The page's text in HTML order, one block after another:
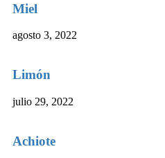
Miel
agosto 3, 2022
Limón
julio 29, 2022
Achiote